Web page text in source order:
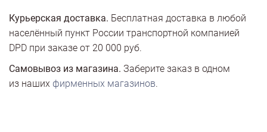
Курьерская доставка. Бесплатная доставка в любой
населённый пункт России транспортной компанией
DPD при заказе от 20 000 руб.
Самовывоз из магазина. Заберите заказ в одном
из наших фирменных магазинов.